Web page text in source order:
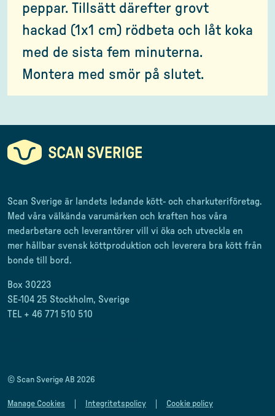
peppar. Tillsätt därefter grovt
hackad (1x1 cm) rödbeta och låt koka
med de sista fem minuterna.
Montera med smör på slutet.
Scan Sverige är landets ledande kött- och charkuteriföretag.
Med våra välkända varumärken och kraften hos våra
medarbetare och leverantörer vill vi öka och utveckla en
mer hållbar svensk köttproduktion och leverera bra kött från
bonde till
bord.
Box 30223
SE-104 25 Stockholm, Sverige
TEL + 46 771 510 510
© Scan Sverige AB 2026
Manage Cookies Integritetspolicy Cookie policy